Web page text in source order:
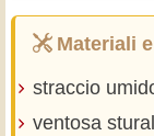
Materiali
straccio
ventosa